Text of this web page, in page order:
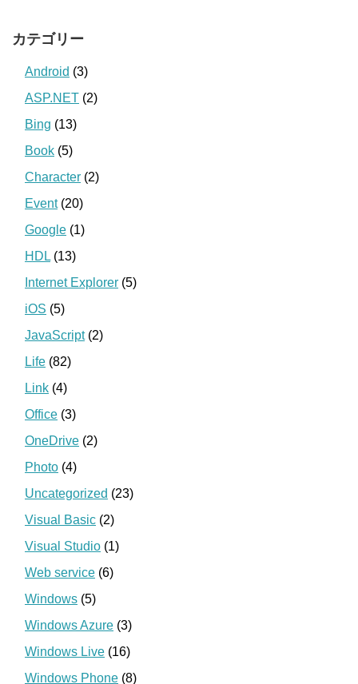
カテゴリー
Android (3)
ASP.NET (2)
Bing (13)
Book (5)
Character (2)
Event(20)
Google (1)
HDL (13)
Internet Explorer (5)
iOS (5)
JavaScript(2)
Life (82)
Link (4)
Office (3)
OneDrive (2)
Photo (4)
Uncategorized (23)
Visual Basic (2)
Visual Studio (1)
Web service (6)
Windows (5)
Windows Azure (3)
Windows Live (16)
Windows Phone (8)